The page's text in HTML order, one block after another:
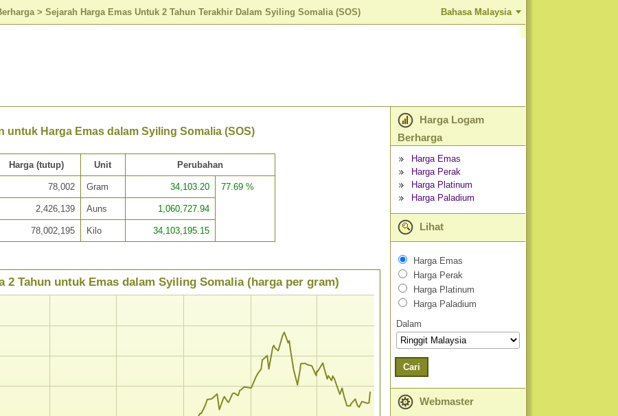
> Sejarah Harga Emas Untuk 2 Tahun Terakhir Dalam Syiling Somalia (SOS) Bahasa Malaysia
untuk Harga Emas dalam Syiling Somalia (SOS)
Harga (tutup) Unit Perubahan
78,002 Gram 34,103.20 77.69 %
2,426,139 Auns 1,060,727.94
78,002,195 Kilo 34,103,195.15
2 Tahun untuk Emas dalam Syiling Somalia (harga per gram)
Harga Logam
Berharga
Harga Emas
Harga Perak
Harga Platinum
Harga Paladium
Lihat
Harga Emas
Harga Perak
Harga Platinum
Harga Paladium
Dalam
Cari
Webmaster